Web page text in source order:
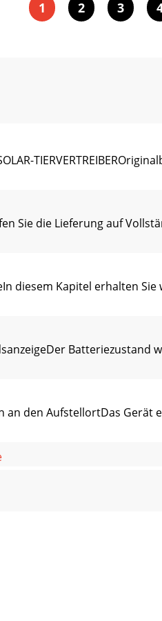
1 2 3
Sie die Lieferung auf
diesem Kapitel erhalten
an den AufstellortDas